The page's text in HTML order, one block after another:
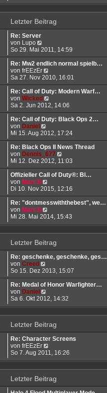
a
g
e
i
a
g
t
e
e
i
t
a
g
Letzter Beitrag
Re: Server
von Lupo
e
u
e
s
t
e
r
B
e
i
t
r
a
g
So 29. Mai 2011, 14:59
Re: Mw2 endlich normal spielb…
von frEEzEr
e
u
e
t
e
r
e
i
t
r
a
g
Sa 27. Nov 2010, 16:01
Re: Call of Duty: Modern Warf…
von Wicked
e
u
e
t
e
r
B
e
i
t
a
g
Sa 2. Jun 2012, 14:06
Re: Call of Duty: Black Ops 2…
von Daniel
e
u
e
s
t
e
r
B
e
i
t
r
a
Mi 15. Aug 2012, 17:24
Re: Black Ops II News Thread
von Dennis_677
e
u
e
t
e
r
e
g
Mi 12. Dez 2012, 11:03
Offizieller Call of Duty®: Bl…
von Marc3l
e
u
e
t
e
i
t
a
g
Di 10. Nov 2015, 12:16
Re: "dontmesswiththebest", we…
von Marc3l
e
t
e
r
e
i
t
a
g
Mi 28. Mai 2014, 15:43
Letzter Beitrag
Re: geschenke, geschenke, ges…
von Creed
e
u
e
t
e
i
t
r
a
g
So 15. Dez 2013, 15:07
Re: Medal of Honor Warfighter…
von Daniel
e
t
e
r
B
e
i
t
a
g
Sa 6. Okt 2012, 14:32
Letzter Beitrag
Re: Character Screens
von frEEzEr
e
t
e
So 7. Aug 2011, 16:26
Letzter Beitrag